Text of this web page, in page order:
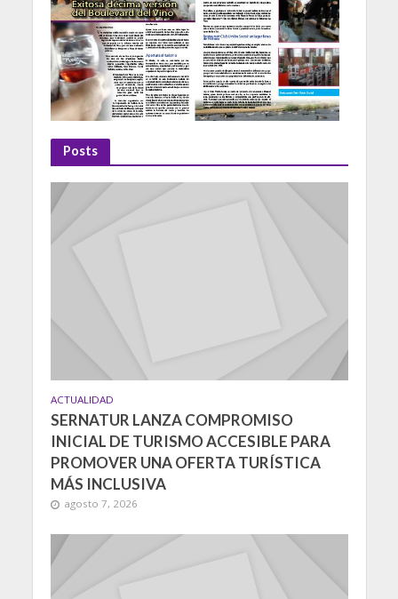
Posts
ACTUALIDAD
SERNATUR LANZA COMPROMISO
INICIAL DE TURISMO ACCESIBLE PARA
PROMOVER UNA OFERTA TURÍSTICA
MÁS INCLUSIVA
agosto 7, 2026